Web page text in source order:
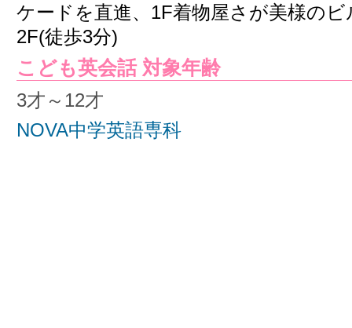
ケードを直進、1F着物屋さが美様のビ
2F(徒歩3分)
こども英会話 対象年齢
3才～12才
NOVA中学英語専科